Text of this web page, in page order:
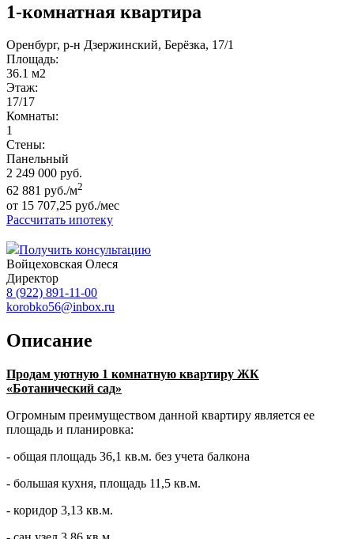
1-комнатная квартира
Оренбург, р-н Дзержинский, Берёзка, 17/1
Площадь:
36.1 м2
Этаж:
17/17
Комнаты:
1
Стены:
Панельный
2 249 000 руб.
62 881 руб./м2
от 15 707,25 руб./мес
Рассчитать ипотеку
Получить консультацию
Войцеховская Олеся
Директор
8 (922) 891-11-00
korobko56@inbox.ru
Описание
Продам уютную 1 комнатную квартиру ЖК
«Ботанический сад»
Огромным преимуществом данной квартиру является ее
площадь и планировка:
- общая площадь 36,1 кв.м. без учета балкона
- большая кухня, площадь 11,5 кв.м.
- коридор 3,13 кв.м.